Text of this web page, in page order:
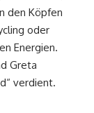
den Köpfen
oder
Energien.
Greta
verdient.